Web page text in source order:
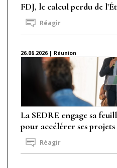
FDJ, le calcul perdu de
Réagir
26.06.2026 | Réunion
La SEDRE engage sa
pour accélérer ses
Réagir